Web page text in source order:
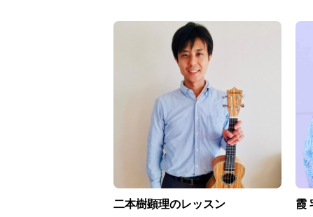
二本樹顕理のレッスン 霞